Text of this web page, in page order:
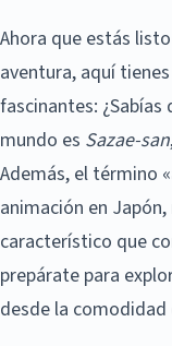
Ahora que estás
aventura, aquí
fascinantes:
mundo es Sazae-san
Además, el término
animación en
característico que
prepárate para
desde la